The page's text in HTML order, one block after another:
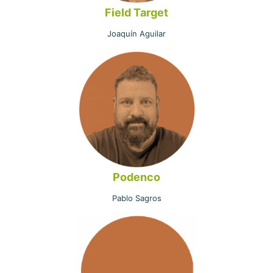
Field Target
Joaquín Aguilar
Podenco
Pablo Sagros